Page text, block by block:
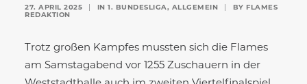
27. APRIL 2025 IN 1. BUNDESLIGA, ALLGEMEIN BY FLAMES
REDAKTION
Trotz großen Kampfes mussten sich die Flames
am Samstagabend vor 1255 Zuschauern in der